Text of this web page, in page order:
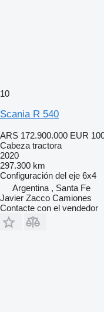
10
Scania R 540
ARS 172.900.000 EUR
Cabeza tractora
2020
297.300 km
Configuración del eje 6x4
Argentina , Santa Fe
Javier Zacco Camiones
Contacte con el vendedor